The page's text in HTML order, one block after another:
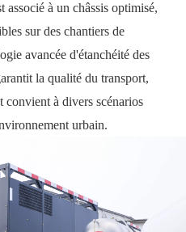
associé à un châssis optimisé,
sur des chantiers de
avancée d'étanchéité des
la qualité du transport,
à divers scénarios
urbain.